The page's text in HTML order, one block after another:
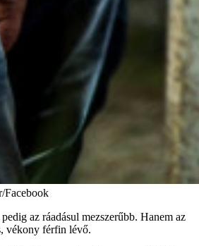
Facebook
az ráadásul mezszerűbb. Hanem az
vékony férfin lévő.